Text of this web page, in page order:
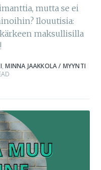
mutta se ei
Ilouutisia:
maksullisilla
,MINNA JAAKKOLA / MYYNTI